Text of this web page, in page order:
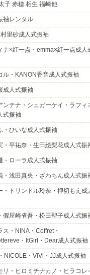
子 赤穂 相生 福崎他
袖レンタル
里砂成人式振袖
ナ×紅一点・emma×紅一点成人
ル・KANON香音成人式振袖
成人式振袖
ンテナ・シュガーケイ・ラフィ
式振袖
・ひいな成人式振袖
・平祐奈・生田絵梨花成人式振
・ローラ成人式振袖
・浅田真央・ざわちん成人式振
・トリンドル玲奈・押切もえ成
假屋崎省吾・松田聖子成人式振
ス・NINA・Coffret・
・ItGirl・Dear成人式振袖
NICOLE・ViVi・JJ成人式振袖
リ・ヒロミチナカノ・ヒラコレ